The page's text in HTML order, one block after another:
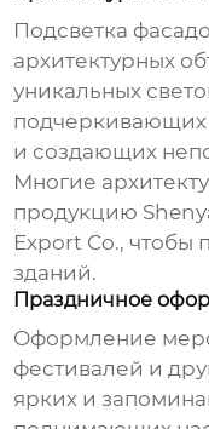
Подсветка
архитектурных
уникальных
подчеркивающих
и создающих
Многие
продукцию
Export Co., чтобы
зданий.
Праздничное
Оформление
фестивалей и
ярких и